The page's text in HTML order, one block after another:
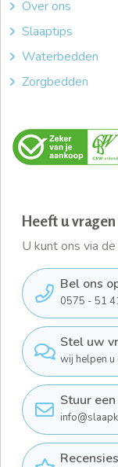
Over ons
Slaaptips
Waterbedden
Zorgbedden
Heeft u
U kunt ons via
Bel ons
0575 - 51
Stel uw
wij helpen u
Stuur
Recensies